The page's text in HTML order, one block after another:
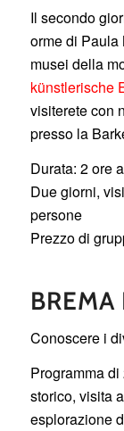
Il secondo
orme di Paula
musei della
künstlerische
visiterete con
presso la
Durata: 2 ore
Due giorni,
persone
Prezzo di
Conoscere i
Programma
storico, visita
esplorazione